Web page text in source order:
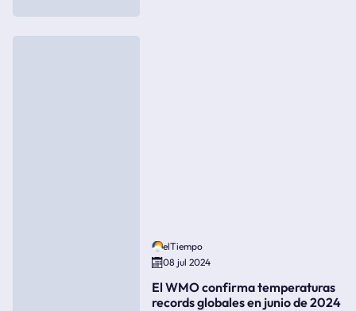
elTiempo
08 jul 2024
El WMO confirma temperaturas
records globales en junio de 2024